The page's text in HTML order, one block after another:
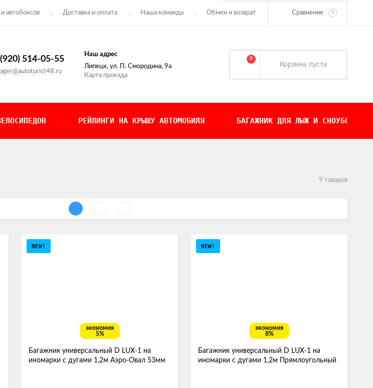
автобоксов Доставка и оплата Наша команда Обмен и возврат Сравнение 0
514-05-55
Наш адрес
Липецк, ул. П. Смородина, 9а
Карта проезда
0
Корзина пуста
РЕЙЛИНГИ НА КРЫШУ АВТОМОБИЛЯ БАГАЖНИК ДЛЯ ЛЫЖ И СНОУБОРДОВ
9 товаров
NEW!
экономия
5%
Багажник универсальный D LUX-1 на
иномарки с дугами 1,2м Аэро-Овал 53мм
NEW!
экономия
8%
Багажник универсальный D LUX-1 на
иномарки с дугами 1,2м Прямлоугольный